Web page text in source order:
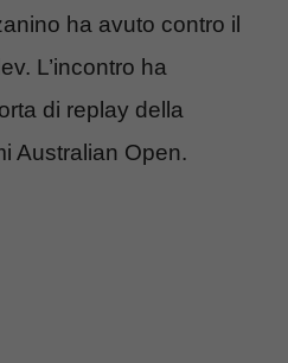
ha avuto contro il
L’incontro ha
di replay della
Australian Open.